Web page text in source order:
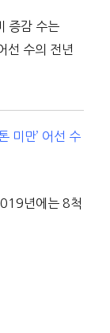
증감 수는
선 수의 전년
미만’ 어선 수
년에는 8척